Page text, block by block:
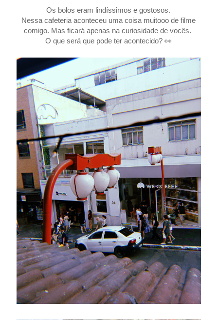
Os bolos eram lindíssimos e gostosos.
Nessa cafeteria aconteceu uma coisa muitooo de filme
comigo. Mas ficará apenas na curiosidade de vocês.
O que será que pode ter acontecido? 👀